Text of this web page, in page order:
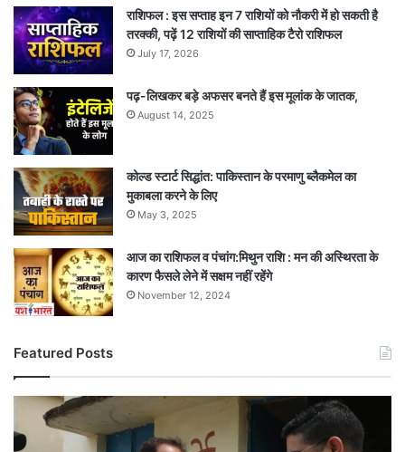
राशिफल : इस सप्ताह इन 7 राशियों को नौकरी में हो सकती है
तरक्की, पढ़ें 12 राशियों की साप्ताहिक टैरो राशिफल
July 17, 2026
पढ़-लिखकर बड़े अफसर बनते हैं इस मूलांक के जातक,
August 14, 2025
कोल्ड स्टार्ट सिद्धांत: पाकिस्तान के परमाणु ब्लैकमेल का
मुकाबला करने के लिए
May 3, 2025
आज का राशिफल व पंचांग:मिथुन राशि : मन की अस्थिरता के
कारण फैसले लेने में सक्षम नहीं रहेंगे
November 12, 2024
Featured Posts
अचानक
पहुंचे